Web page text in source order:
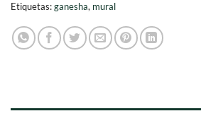
Etiquetas:ganesha, mural